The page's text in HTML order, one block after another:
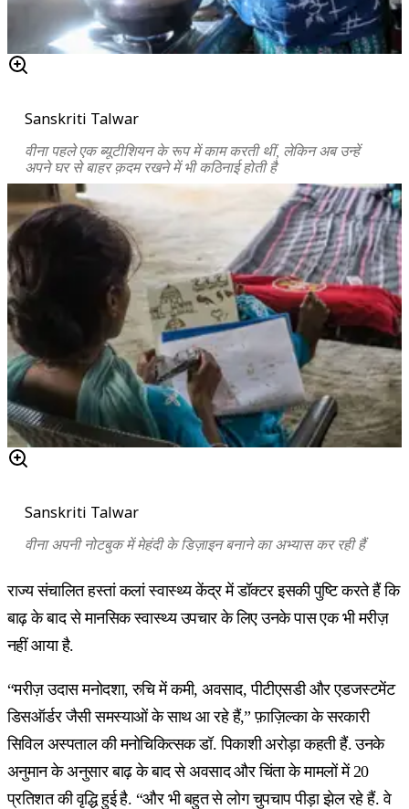
Sanskriti Talwar
वीना पहले एक ब्यूटीशियन के रूप में काम करती थीं, लेकिन अब उन्हें
अपने घर से बाहर क़दम रखने में भी कठिनाई होती है
Sanskriti Talwar
वीना अपनी नोटबुक में मेहंदी के डिज़ाइन बनाने का अभ्यास कर रही हैं
राज्य संचालित हस्तां कलां स्वास्थ्य केंद्र में डॉक्टर इसकी पुष्टि करते हैं कि
बाढ़ के बाद से मानसिक स्वास्थ्य उपचार के लिए उनके पास एक भी मरीज़
नहीं आया है.
“मरीज़ उदास मनोदशा, रुचि में कमी, अवसाद, पीटीएसडी और एडजस्टमेंट
डिसऑर्डर जैसी समस्याओं के साथ आ रहे हैं,” फ़ाज़िल्का के सरकारी
सिविल अस्पताल की मनोचिकित्सक डॉ. पिकाशी अरोड़ा कहती हैं. उनके
अनुमान के अनुसार बाढ़ के बाद से अवसाद और चिंता के मामलों में 20
प्रतिशत की वृद्धि हुई है. “और भी बहुत से लोग चुपचाप पीड़ा झेल रहे हैं. वे